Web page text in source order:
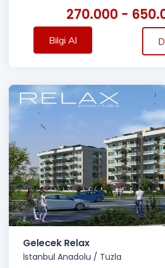
270.000 -
Bilgi Al
Gelecek Relax
İstanbul Anadolu / Tuzla